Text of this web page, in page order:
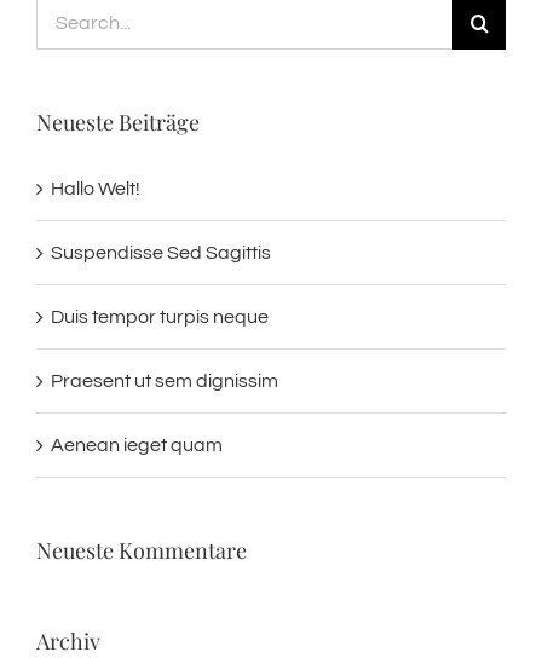
Search
for:
Neueste Beiträge
Hallo Welt!
Suspendisse Sed Sagittis
Duis tempor turpis neque
Praesent ut sem dignissim
Aenean ieget quam
Neueste Kommentare
Archiv